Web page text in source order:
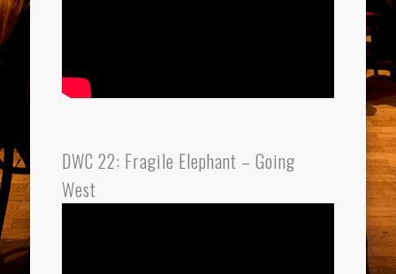
DWC 22: Fragile Elephant – Going
West